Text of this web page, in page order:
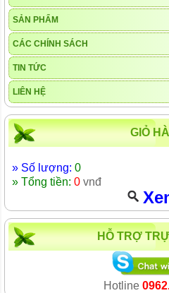
SẢN PHẨM
CÁC CHÍNH SÁCH
TIN TỨC
LIÊN HỆ
GIỎ
» Số lượng: 0
» Tổng tiền: 0 vnđ
HỖ TRỢ
Hotline